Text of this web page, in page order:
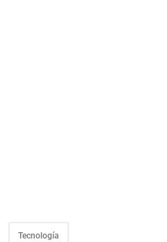
Tecnología